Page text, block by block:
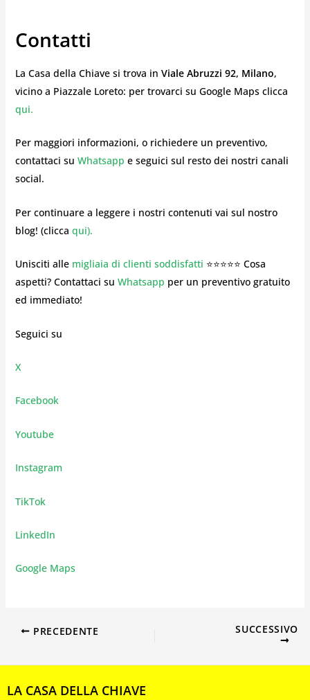
Contatti
La Casa della Chiave si trova in Viale Abruzzi 92, Milano,
vicino a Piazzale Loreto: per trovarci su Google Maps clicca
qui.
Per maggiori informazioni, o richiedere un preventivo,
contattaci su Whatsapp e seguici sul resto dei nostri canali
social.
Per continuare a leggere i nostri contenuti vai sul nostro
blog! (clicca qui).
Unisciti alle migliaia di clienti soddisfatti ⭐⭐⭐⭐⭐ Cosa
aspetti? Contattaci su Whatsapp per un preventivo gratuito
ed immediato!
Seguici su
X
Facebook
Youtube
Instagram
TikTok
LinkedIn
Google Maps
PRECEDENTE SUCCESSIVO
LA CASA DELLA CHIAVE